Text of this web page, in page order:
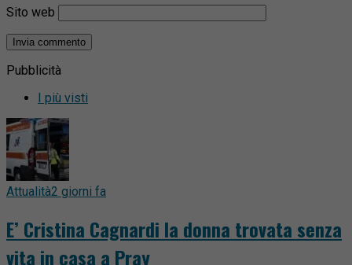
Sito web
Pubblicità
I più visti
Attualità2 giorni fa
E’ Cristina Cagnardi la donna trovata senza
vita in casa a Pray